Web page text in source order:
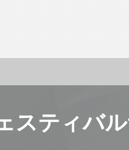
スティバ